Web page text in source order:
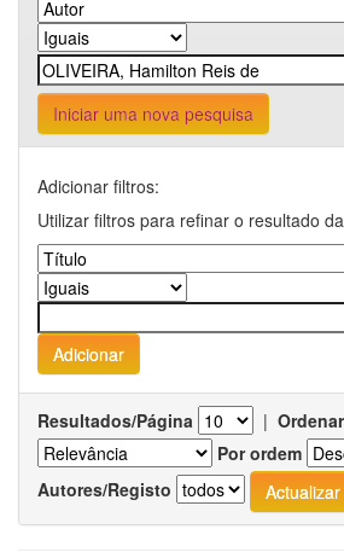
Iniciar uma nova pesquisa
Adicionar filtros:
Utilizar filtros para refinar o resultado
Resultados/Página |
Por ordem
Autores/Registo